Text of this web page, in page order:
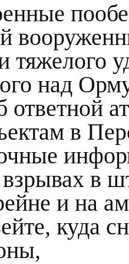
тяжелого
над
в
в
и на
куда